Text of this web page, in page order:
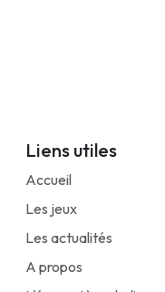
Liens utiles
Accueil
Les jeux
Les actualités
A propos